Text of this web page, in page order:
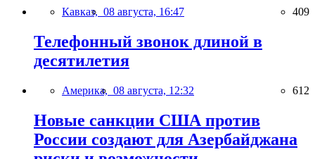
Кавказ, 08 августа, 16:47 409
Телефонный звонок длиной в
десятилетия
Америка, 08 августа, 12:32 612
Новые санкции США против
России создают для Азербайджана